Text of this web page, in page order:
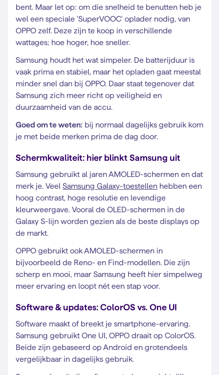
bent. Maar let op: om die snelheid te benutten heb je
wel een speciale 'SuperVOOC' oplader nodig, van
OPPO zelf. Deze zijn te koop in verschillende
wattages; hoe hoger, hoe sneller.
Samsung houdt het wat simpeler. De batterijduur is
vaak prima en stabiel, maar het opladen gaat meestal
minder snel dan bij OPPO. Daar staat tegenover dat
Samsung zich meer richt op veiligheid en
duurzaamheid van de accu.
Goed om te weten: bij normaal dagelijks gebruik kom
je met beide merken prima de dag door.
Schermkwaliteit: hier blinkt Samsung uit
Samsung gebruikt al jaren AMOLED-schermen en dat
merk je. Veel Samsung Galaxy-toestellen hebben een
hoog contrast, hoge resolutie en levendige
kleurweergave. Vooral de OLED-schermen in de
Galaxy S-lijn worden gezien als de beste displays op
de markt.
OPPO gebruikt ook AMOLED-schermen in
bijvoorbeeld de Reno- en Find-modellen. Die zijn
scherp en mooi, maar Samsung heeft hier simpelweg
meer ervaring en loopt nét een stap voor.
Software & updates: ColorOS vs. One UI
Software maakt of breekt je smartphone-ervaring.
Samsung gebruikt One UI, OPPO draait op ColorOS.
Beide zijn gebaseerd op Android en grotendeels
vergelijkbaar in dagelijks gebruik.